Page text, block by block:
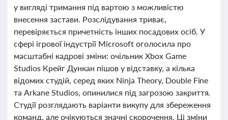
у вигляді тримання під вартою з можливістю
внесення застави. Розслідування триває,
перевіряється причетність інших посадових осіб. У
сфері ігрової індустрії Microsoft оголосила про
масштабні кадрові зміни: очільник Xbox Game
Studios Крейг Дункан пішов у відставку, а кілька
відомих студій, серед яких Ninja Theory, Double Fine
та Arkane Studios, опинилися під загрозою закриття.
Студії розглядають варіанти викупу для збереження
команд, але очікуються значні скорочення. Ці зміни